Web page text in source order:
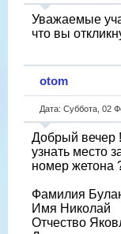
Уважаемые
что вы
otom
Дата: Суббота, 02
Добрый вечер
узнать место
номер жетона
Фамилия
Имя Николай
Отчество